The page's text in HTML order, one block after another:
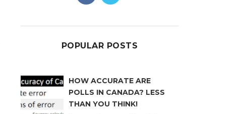
POPULAR POSTS
HOW ACCURATE ARE
POLLS IN CANADA? LESS
THAN YOU THINK!